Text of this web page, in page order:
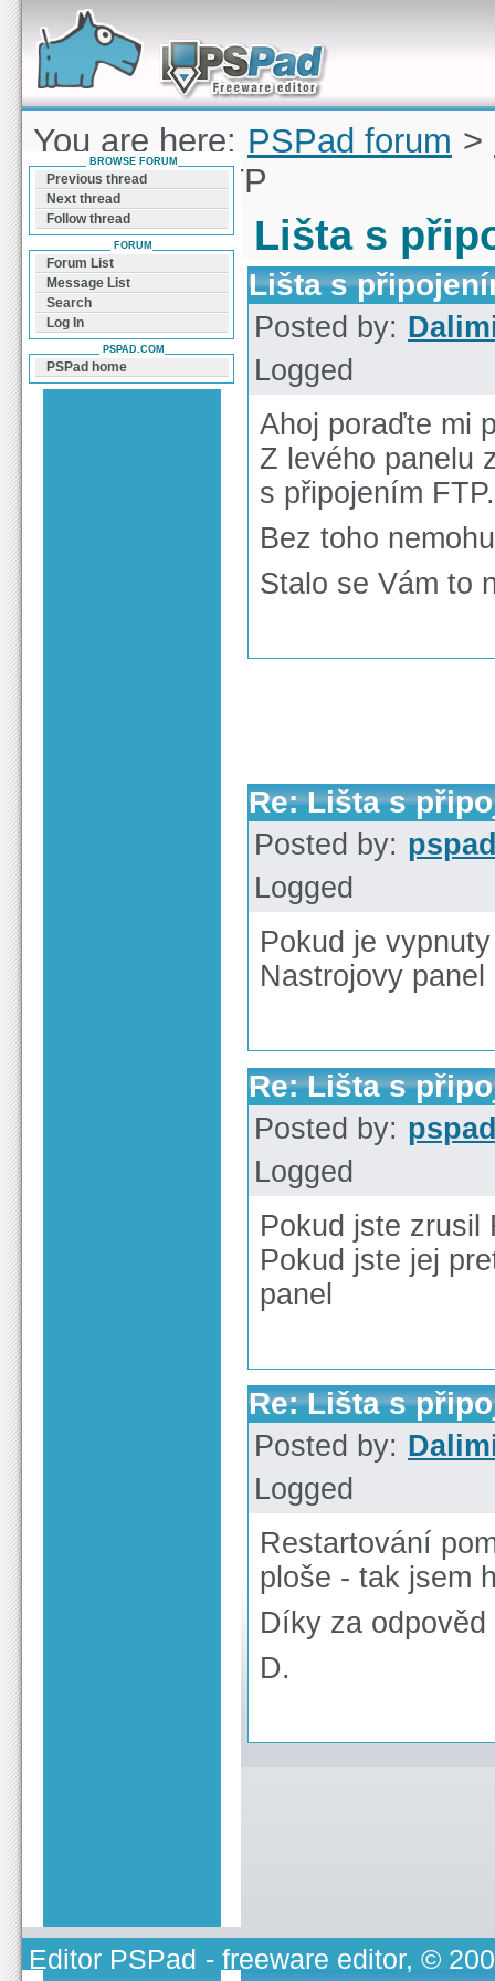
Forum can help you solve problems and quickly
find a solution with PSPad for Microsoft
Windows
You are here: PSPad forum >
připojením FTP
Lišta s
Lišta s
Posted by:
Logged
Ahoj poraďte mi
Z levého panelu
s připojením FTP.
Bez toho
Stalo se Vám to
Re: Lišta s
Posted by:
Logged
Pokud je
Nastrojovy panel
Re: Lišta s
Posted by:
Logged
Pokud jste zrusil
Pokud jste jej
panel
Re: Lišta s
Posted by:
Logged
Restartování
ploše - tak jsem
Díky za odpověd
D.
BROWSE FORUM
Previous thread
Next thread
Follow thread
FORUM
Forum List
Message List
Search
Log In
PSPAD.COM
PSPad home
Editor PSPad - freeware editor, ©